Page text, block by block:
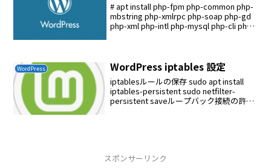
# apt install php-fpm php-common php-
mbstring php-xmlrpc php-soap php-gd
php-xml php-intl php-mysql php-cli php-
WordPress WordPress iptables 設定
iptablesルールの保存 sudo apt install
iptables-persistent sudo netfilter-
persistent saveループバック接続の許可
スポンサーリンク